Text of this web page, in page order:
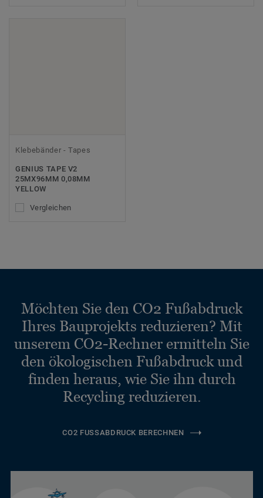
Klebebänder - Tapes
GENIUS TAPE V2
25MX96MM 0,08MM
YELLOW
Vergleichen
Möchten Sie den CO2 Fußabdruck
Ihres Bauprojekts reduzieren? Mit
unserem CO2-Rechner ermitteln Sie
den ökologischen Fußabdruck und
finden heraus, wie Sie ihn durch
Recycling reduzieren.
CO2 FUSSABDRUCK BERECHNEN